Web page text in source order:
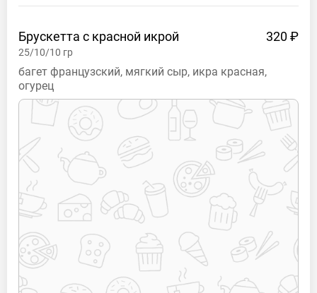
Брускетта с красной икрой 320 ₽
25/10/10 гр
багет французский, мягкий сыр, икра красная,
огурец